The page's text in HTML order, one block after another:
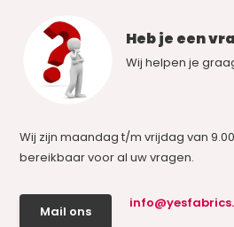
Heb je een
Wij helpen je
Wij zijn maandag t/m vrijdag van 9.00
bereikbaar voor al uw vragen.
Mail ons